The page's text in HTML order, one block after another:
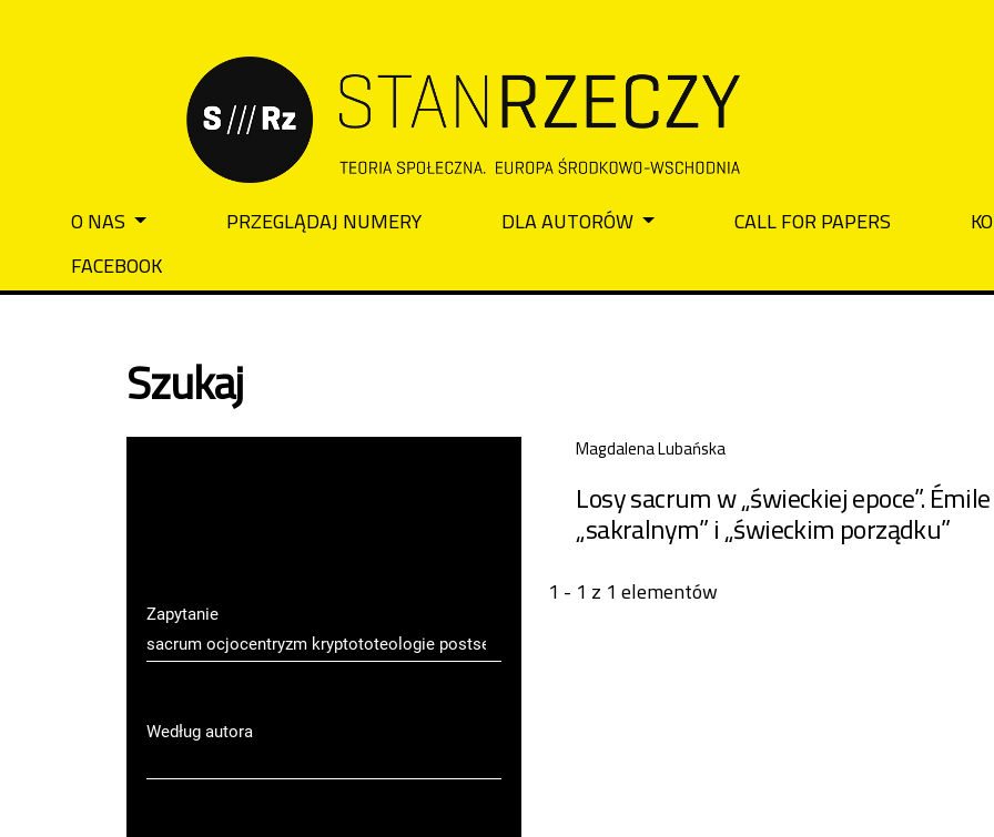
Main menu
O NAS PRZEGLĄDAJ NUMERY DLA AUTORÓW CALL FOR PAPERS
FACEBOOK
Szukaj
Zapytanie
Według autora
Magdalena Lubańska
Losy sacrum w „świeckiej epoce”.
„sakralnym” i „świeckim porządku”
1 - 1 z 1 elementów